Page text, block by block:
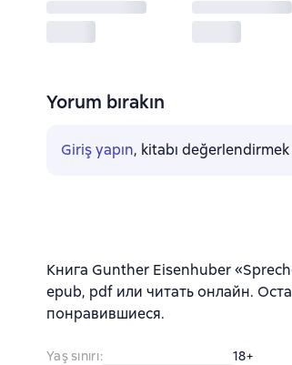
Yorum bırakın
Giriş yapın, kitabı
Книга Gunther Eisenhuber
epub, pdf или читать онлайн.
понравившиеся.
Yaş sınırı:
18+